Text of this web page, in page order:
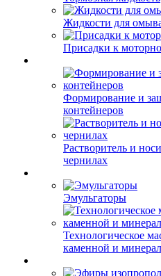
Жидкости для
Присадки к
Формирование и
контейнеров
Растворитель и
чернилах
Эмульгаторы
Технологическое
каменной и